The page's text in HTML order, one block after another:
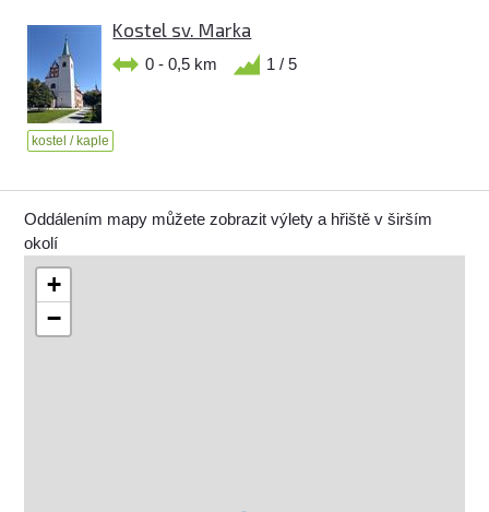
Kostel sv. Marka
0 - 0,5 km 1 / 5
kostel / kaple
Oddálením mapy můžete zobrazit výlety a hřiště v širším
okolí
+
−